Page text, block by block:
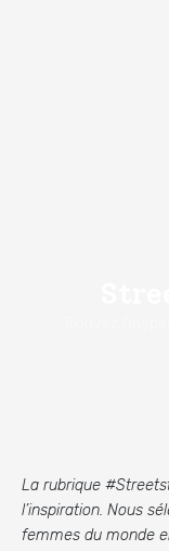
La rubrique
l’inspiration. Nous
femmes du monde